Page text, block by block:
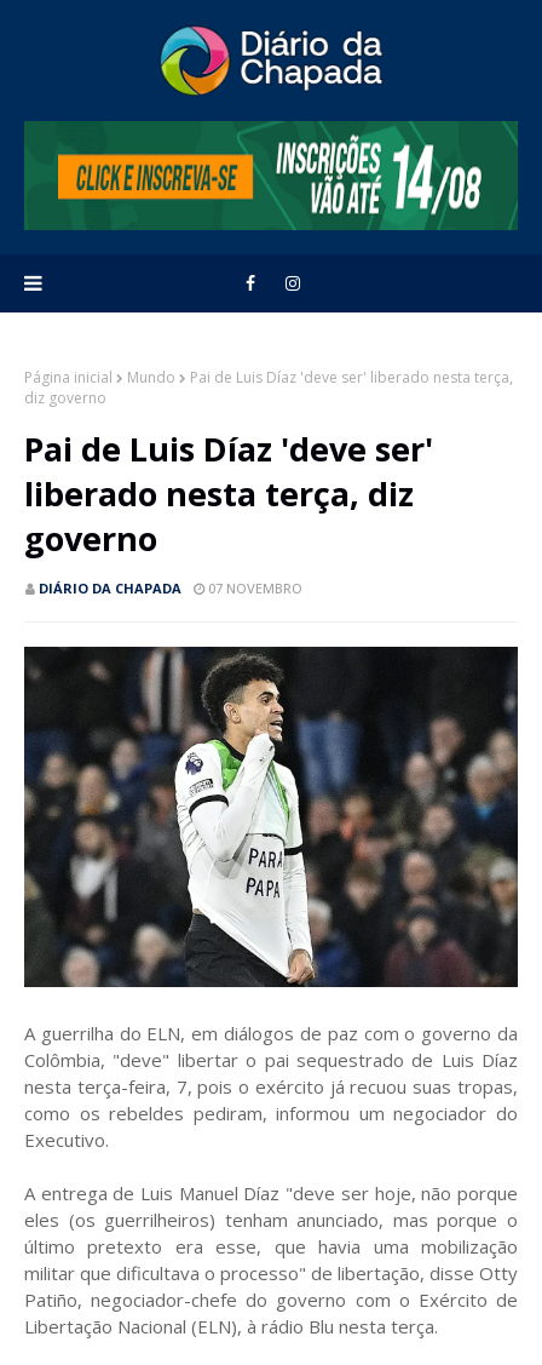
Página inicial Mundo
Pai de Luis Díaz 'deve ser' liberado nesta terça,
diz governo
Pai de Luis Díaz 'deve ser'
liberado nesta terça, diz
governo
DIÁRIO DA CHAPADA 07 NOVEMBRO
A guerrilha do ELN, em diálogos de paz com o governo da
Colômbia, "deve" libertar o pai sequestrado de Luis Díaz
nesta terça-feira, 7, pois o exército já recuou suas tropas,
como os rebeldes pediram, informou um negociador do
Executivo.
A entrega de Luis Manuel Díaz "deve ser hoje, não porque
eles (os guerrilheiros) tenham anunciado, mas porque o
último pretexto era esse, que havia uma mobilização
militar que dificultava o processo" de libertação, disse Otty
Patiño, negociador-chefe do governo com o Exército de
Libertação Nacional (ELN), à rádio Blu nesta terça.